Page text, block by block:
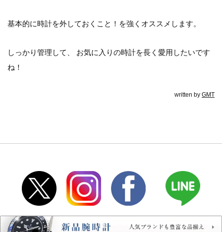
基本的に時計を外しておくこと！を強くオススメします。
しっかり管理して、 お気に入りの時計を長く愛用したいです
ね！
written by GMT